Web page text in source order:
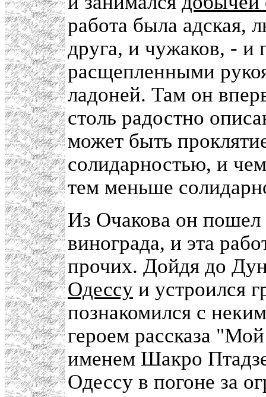
работа была адская,
друга, и чужаков, - и
расщепленными
ладоней. Там он
столь радостно
может быть
солидарностью, и
тем меньше
Из Очакова он
винограда, и эта
прочих. Дойдя до
Одессу и устроился
познакомился с
героем рассказа
именем Шакро
Одессу в погоне за